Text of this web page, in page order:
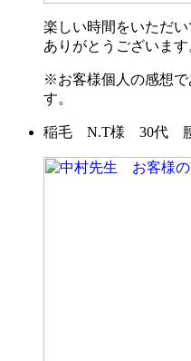
楽しい時間をいただい
ありがとうございます
※お客様個人の感想で
す。
稲毛 N.T様 30代